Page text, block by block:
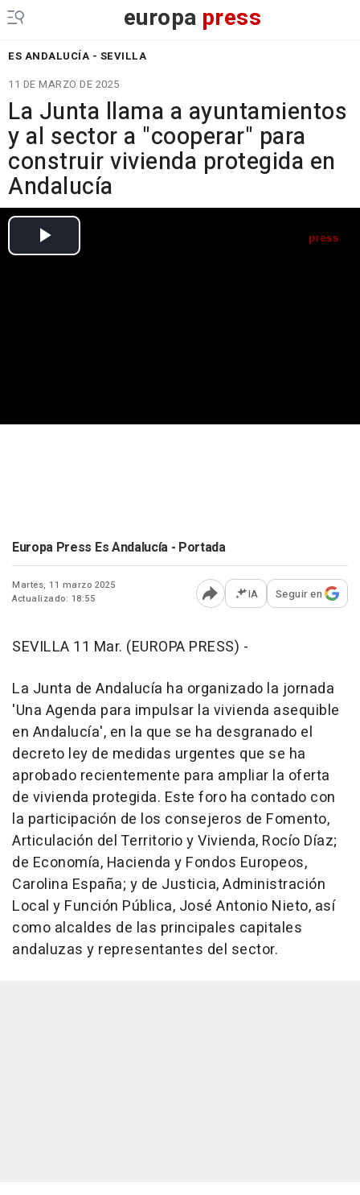
europa press
ES ANDALUCÍA - SEVILLA
11 DE MARZO DE 2025
La Junta llama a ayuntamientos
y al sector a "cooperar" para
construir vivienda protegida en
Andalucía
Europa Press Es Andalucía - Portada
Martes, 11 marzo 2025
Actualizado: 18:55
Abrir opciones para
IA Seguir en
SEVILLA 11 Mar. (EUROPA PRESS) -
La Junta de Andalucía ha organizado la jornada
'Una Agenda para impulsar la vivienda asequible
en Andalucía', en la que se ha desgranado el
decreto ley de medidas urgentes que se ha
aprobado recientemente para ampliar la oferta
de vivienda protegida. Este foro ha contado con
la participación de los consejeros de Fomento,
Articulación del Territorio y Vivienda, Rocío Díaz;
de Economía, Hacienda y Fondos Europeos,
Carolina España; y de Justicia, Administración
Local y Función Pública, José Antonio Nieto, así
como alcaldes de las principales capitales
andaluzas y representantes del sector.